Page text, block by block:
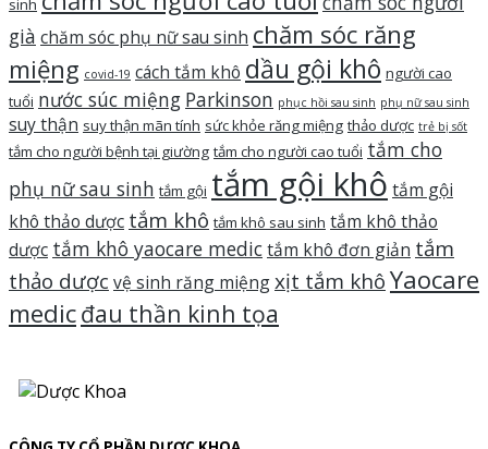
sinh
già chăm sóc phụ nữ sau sinh chăm sóc răng
miệng covid-19 cách tắm khô dầu gội khô người cao
tuổi nước súc miệng Parkinson phục hồi sau sinh phụ nữ sau sinh
suy thận suy thận mãn tính sức khỏe răng miệng thảo dược trẻ bị sốt
tắm cho người bệnh tại giường tắm cho người cao tuổi tắm cho
phụ nữ sau sinh tắm gội tắm gội khô tắm gội
khô thảo dược tắm khô tắm khô sau sinh tắm khô thảo
dược tắm khô yaocare medictắm khô đơn giản tắm
thảo dược vệ sinh răng miệngxịt tắm khôYaocare
medicđau thần kinh tọa